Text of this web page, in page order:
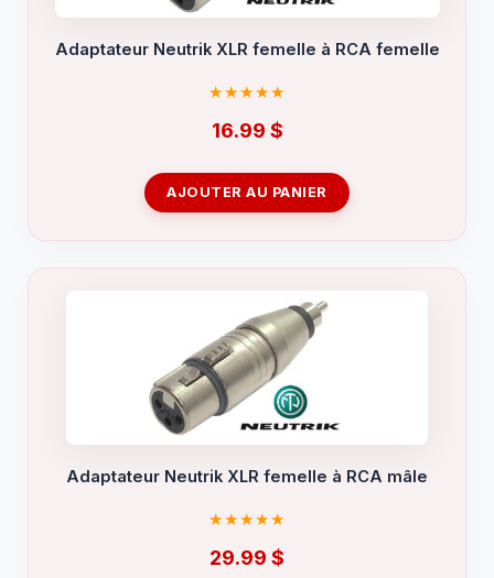
Adaptateur Neutrik XLR femelle à RCA femelle
16.99 $
AJOUTER AU PANIER
Adaptateur Neutrik XLR femelle à RCA mâle
29.99 $